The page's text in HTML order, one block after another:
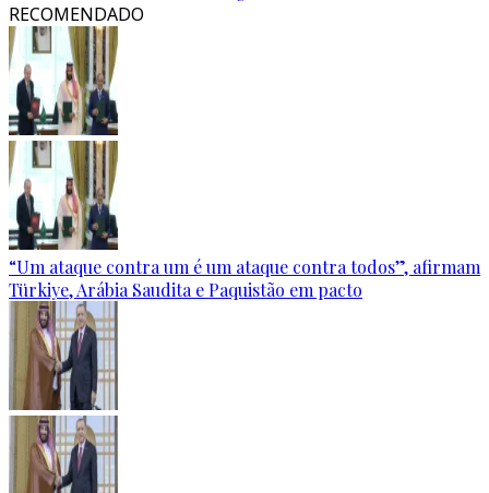
RECOMENDADO
“Um ataque contra um é um ataque contra todos”, afirmam
Türkiye, Arábia Saudita e Paquistão em pacto